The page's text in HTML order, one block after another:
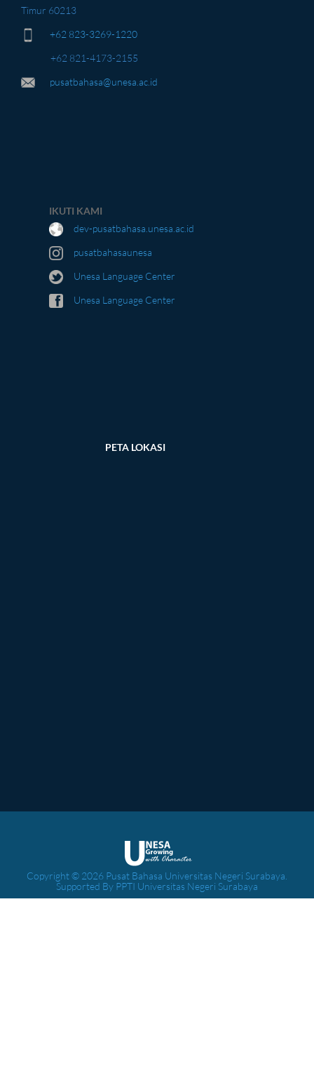
Timur 60213
+62 823-3269-1220
+62 821-4173-2155
pusatbahasa@unesa.ac.id
IKUTI KAMI
dev-pusatbahasa.unesa.ac.id
pusatbahasaunesa
Unesa Language Center
Unesa Language Center
PETA LOKASI
Copyright © 2026 Pusat Bahasa Universitas Negeri Surabaya.
Supported By PPTI Universitas Negeri Surabaya